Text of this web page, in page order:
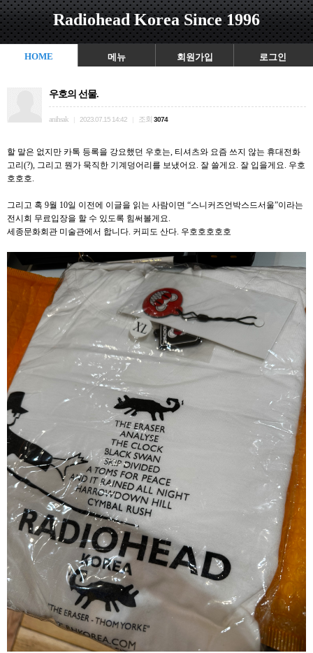
Radiohead Korea Since 1996
HOME 메뉴 회원가입 로그인
우호의 선물.
anihsak 2023.07.15 14:42 조회 3074
할 말은 없지만 카톡 등록을 강요했던 우호는, 티셔츠와 요즘 쓰지 않는 휴대전화
고리(?), 그리고 뭔가 묵직한 기계덩어리를 보냈어요. 잘 쓸게요. 잘 입을게요. 우호
호호호.
그리고 혹 9월 10일 이전에 이글을 읽는 사람이면 “스니커즈언박스드서울”이라는
전시회 무료입장을 할 수 있도록 힘써볼게요.
세종문화회관 미술관에서 합니다. 커피도 산다. 우호호호호호